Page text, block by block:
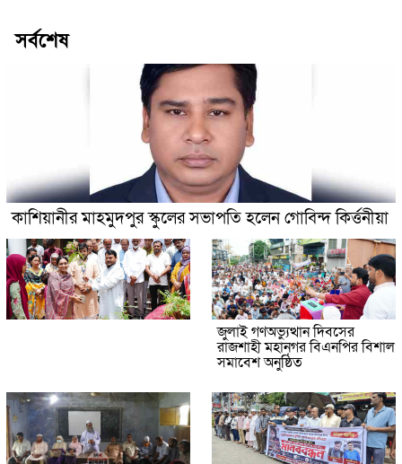
সর্বশেষ
কাশিয়ানীর মাহমুদপুর স্কুলের সভাপতি হলেন গোবিন্দ কির্ত্তনীয়া
জুলাই গণঅভ্যুত্থান দিবসের
রাজশাহী মহানগর বিএনপির বিশাল
সমাবেশ অনুষ্ঠিত